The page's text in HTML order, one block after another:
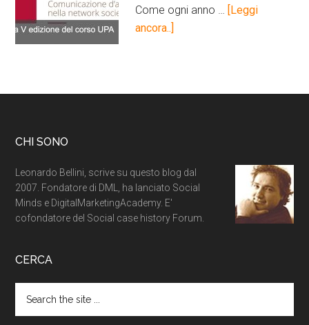
Come ogni anno … [Leggi
ancora..]
CHI SONO
Leonardo Bellini, scrive su questo blog dal
2007. Fondatore di DML, ha lanciato Social
Minds e DigitalMarketingAcademy. E'
cofondatore del Social case history Forum.
CERCA